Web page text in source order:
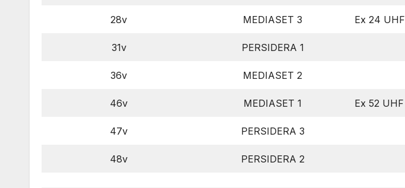
28v MEDIASET 3 Ex 24 UHF
31v PERSIDERA 1
36v MEDIASET 2
46v MEDIASET 1 Ex 52 UHF
47v PERSIDERA 3
48v PERSIDERA 2